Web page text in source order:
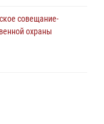
совещание-
охраны